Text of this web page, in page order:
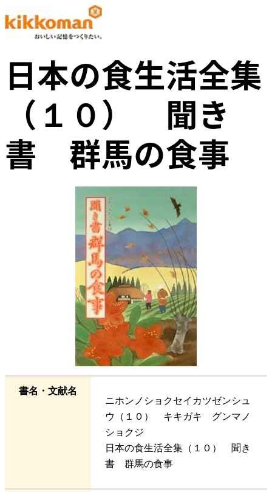
日本の食生活全集
（１０） 聞き
書 群馬の食事
書名・文献名
ニホンノショクセイカツゼンシュ
ウ（１０） キキガキ グンマノ
ショクジ
日本の食生活全集（１０） 聞き
書 群馬の食事